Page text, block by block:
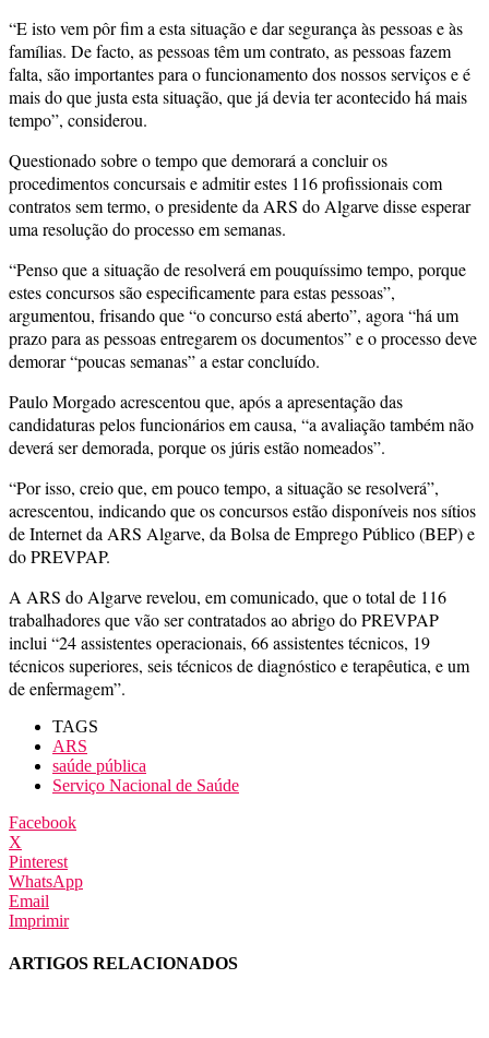
“E isto vem pôr fim a esta situação e dar segurança às pessoas e às
famílias. De facto, as pessoas têm um contrato, as pessoas fazem
falta, são importantes para o funcionamento dos nossos serviços e é
mais do que justa esta situação, que já devia ter acontecido há mais
tempo”, considerou.
Questionado sobre o tempo que demorará a concluir os
procedimentos concursais e admitir estes 116 profissionais com
contratos sem termo, o presidente da ARS do Algarve disse esperar
uma resolução do processo em semanas.
“Penso que a situação de resolverá em pouquíssimo tempo, porque
estes concursos são especificamente para estas pessoas”,
argumentou, frisando que “o concurso está aberto”, agora “há um
prazo para as pessoas entregarem os documentos” e o processo deve
demorar “poucas semanas” a estar concluído.
Paulo Morgado acrescentou que, após a apresentação das
candidaturas pelos funcionários em causa, “a avaliação também não
deverá ser demorada, porque os júris estão nomeados”.
“Por isso, creio que, em pouco tempo, a situação se resolverá”,
acrescentou, indicando que os concursos estão disponíveis nos sítios
de Internet da ARS Algarve, da Bolsa de Emprego Público (BEP) e
do PREVPAP.
A ARS do Algarve revelou, em comunicado, que o total de 116
trabalhadores que vão ser contratados ao abrigo do PREVPAP
inclui “24 assistentes operacionais, 66 assistentes técnicos, 19
técnicos superiores, seis técnicos de diagnóstico e terapêutica, e um
de enfermagem”.
TAGS
ARS
saúde pública
Serviço Nacional de Saúde
Facebook
X
Pinterest
WhatsApp
Email
Imprimir
ARTIGOS RELACIONADOS